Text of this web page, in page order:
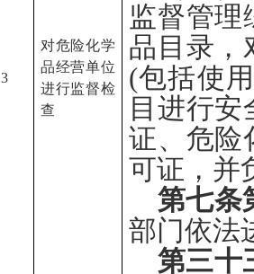
3
对危险化学
品经营单位
进行监督检
查
监督管理
品目录，
(包括使
目进行
证、危险
可证，
第七条
部门依法
第三十